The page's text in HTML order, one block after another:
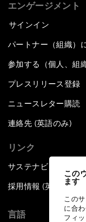
この
ます
この
に合
フィ
エンゲージメント
サインイン
パートナー（組織）
参加する（個人、組織
プレスリリース登録
ニュースレター購読
連絡先 (英語のみ)
リンク
サステナビリティへ
採用情報 (英語のみ)
言語